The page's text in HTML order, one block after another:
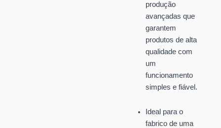
produção
avançadas que
garantem
produtos de alta
qualidade com
um
funcionamento
simples e fiável.
Ideal para o
fabrico de uma